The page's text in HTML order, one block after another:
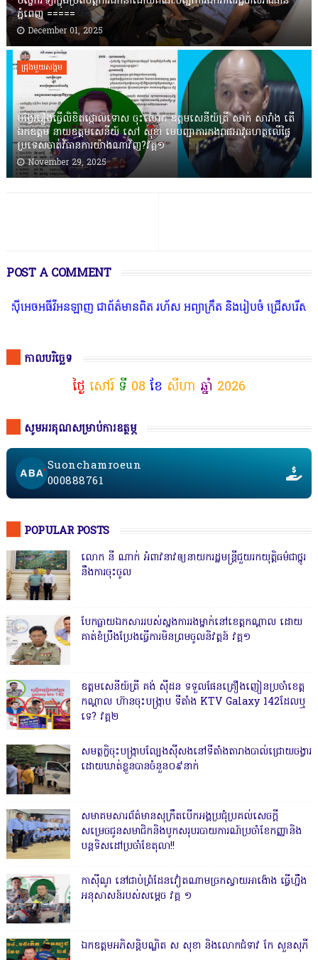
ភ្នំពេញ ‎=====
December 01, 2025
ជ្រុងមួយសង្គម
បង្វែររឿងធ្វើលិខិតថ្កោលទោស ចុះលោក ឧត្តមសេនីយ៍ត្រី សាក់ សារាំង តើ
ឯកឧត្តម នាយឧត្តមសេនីយ៍ សៅ សុខា មេបញ្ជាការកងរាជអាវុធហត្ថលើផ្ទៃ
ប្រទេសចាត់វិធានការយ៉ាងណាវិញ?វគ្គ១
November 29, 2025
POST A COMMENT
អនឡាញ ជាព័ត៌មានពិត រហ័ស អព្យាក្រឹត និងរៀបចំ ជ្រើសរើស ក្រុមការង
កាលបរិច្ឆេទ
ថ្ងៃ សៅរ៍ទី 08 ខែ សីហា ឆ្នាំ 2026
សូមអរគុណសម្រាប់ការឧត្ថម្ភ
Suonchamroeun
000888761
POPULAR POSTS
លោក នី ណាក់ អំពាវនាវឲ្យនាយករដ្ឋមន្ត្រីជួយរកយុត្តិធម៌ជាថ្នូរ
នឹងការចុះចូល
បែកធ្លាយឯកសាររបស់ស្នងការរងម្នាក់នៅខេត្តកណ្ដាល ដោយ
គាត់ខំប្រឹងប្រែងធ្វើការមិនព្រមចូលនិវត្តន៍ វគ្គ១
ឧត្តមសេនីយ៍ត្រី គង់ ស៊ីដន ទទួលផែនគ្រឿងញៀនប្រចាំខេត្ត
កណ្តាល ហ៊ានចុះបង្ក្រាប ទីតាំង KTV Galaxy 142ដែលឬ
ទេ? វគ្គ២
សមត្ថកិ្ចចុះបង្ក្រាបល្បែងស៊ីសងនៅទីតាំងតារាងបាល់ជ្រោយចង្វារ
ដោយឃាត់ខ្លួនបានចំនួន០៩នាក់
សមាគមសារព័ត៌មានសុក្រឹតបើកអង្គប្រជុំប្រគល់សេចក្តី
សម្រេចជូនសមាជិកនិងបូកសរុបរបាយការណ៍ប្រចាំខែកញ្ញានិង
បន្តទិសដៅប្រចាំខែតុលា!!
កាសុីណូ នៅជាប់ព្រំដែនវៀតណាមច្រកស្វាយអាង៉ោង ធ្វើហ្នឹង
អនុសាសន៍របស់សម្ដេច វគ្គ ១
ឯកឧត្តមអភិសន្តិបណ្ឌិត ស សុខា និងលោកជំទាវ កែ សួនសុភី